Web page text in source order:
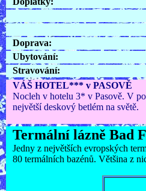
Doprava:
Ubytování:
Stravování:
VÁŠ HOTEL*** v PASOVĚ
Nocleh v hotelu 3* v Pasově. V
největší deskový betlém na světě.
Termální lázně Bad
Jedny z největších evropských
80 termálních bazénů. Většina z